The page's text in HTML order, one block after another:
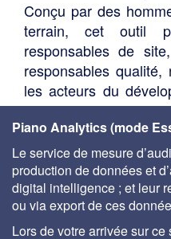
Conçu par des
terrain, cet outil
responsables de
responsables
les acteurs du
l'eau, aux centres
bureaux d'études,
de gestion des eaux,
Piano Analytics (mode
Le service de mesure
production de données et
digital intelligence ; et leur
ou via export de ces
Lors de votre arrivée sur